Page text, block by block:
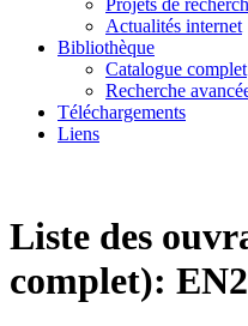
Actualités internet
Bibliothèque
Catalogue complet
Recherche
Téléchargements
Liens
Liste des
complet):